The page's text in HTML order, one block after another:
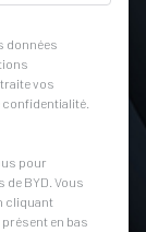
données
vos
pour
BYD. Vous
cliquant
en bas